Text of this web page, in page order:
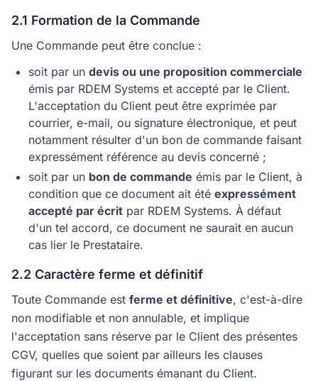
2.1 Formation de la Commande
Une Commande peut être conclue :
soit par un devis ou une proposition commerciale
émis par RDEM Systems et accepté par le Client.
L'acceptation du Client peut être exprimée par
courrier, e-mail, ou signature électronique, et peut
notamment résulter d'un bon de commande faisant
expressément référence au devis concerné ;
soit par un bon de commande émis par le Client, à
condition que ce document ait été expressément
accepté par écrit par RDEM Systems. À défaut
d'un tel accord, ce document ne saurait en aucun
cas lier le Prestataire.
2.2 Caractère ferme et définitif
Toute Commande est ferme et définitive, c'est-à-dire
non modifiable et non annulable, et implique
l'acceptation sans réserve par le Client des présentes
CGV, quelles que soient par ailleurs les clauses
figurant sur les documents émanant du Client.